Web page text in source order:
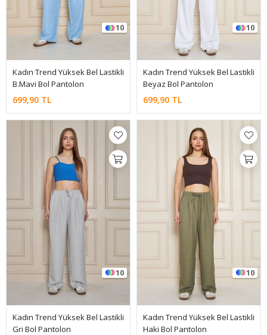
10
Kadın Trend Yüksek Bel Lastikli
B.Mavi Bol Pantolon
699,90 TL
10
Kadın Trend Yüksek Bel Lastikli
Beyaz Bol Pantolon
699,90 TL
10
Kadın Trend Yüksek Bel Lastikli
Gri Bol Pantolon
10
Kadın Trend Yüksek Bel Lastikli
Haki Bol Pantolon